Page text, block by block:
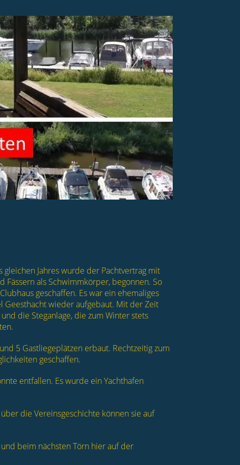
Jahres wurde der Pachtvertrag mit
Fässern als Schwimmkörper, begonnen. So
geschaffen. Es war ein ehemaliges
Geesthacht wieder aufgebaut. Mit der Zeit
die Steganlage, die zum Winter stets
5 Gastliegeplätzen erbaut. Rechtzeitig zum
geschaffen.
entfallen. Es wurde ein Yachthafen
die Vereinsgeschichte können sie auf
beim nächsten Törn hier auf der